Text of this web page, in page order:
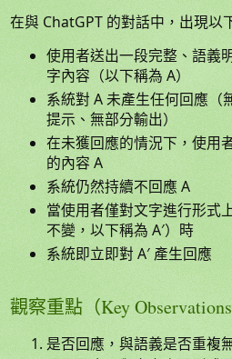
在與 ChatGPT 的對話中，出現以
使用者送出一段完整、語義
字內容（以下稱為 A）
系統對 A 未產生任何回應（
提示、無部分輸出）
在未獲回應的情況下，使用
的內容 A
系統仍然持續不回應 A
當使用者僅對文字進行形式
不變，以下稱為 A′）時
系統即立即對 A′ 產生回應
觀察重點（Key Observations
是否回應，與語義是否重複